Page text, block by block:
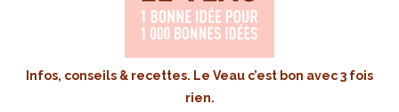
Infos, conseils & recettes. Le Veau c’est bon avec 3 fois
rien.